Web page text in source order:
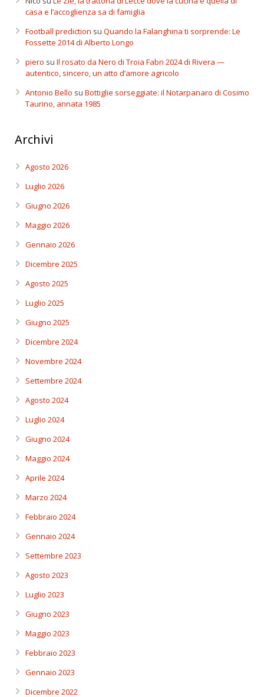
casa e l’accoglienza sa di famiglia
Football prediction su Quando la Falanghina ti sorprende: Le
Fossette 2014 di Alberto Longo
piero su Il rosato da Nero di Troia Fabri 2024 di Rivera —
autentico, sincero, un atto d’amore agricolo
Antonio Bello su Bottiglie sorseggiate: il Notarpanaro di Cosimo
Taurino, annata 1985
Archivi
Agosto 2026
Luglio 2026
Giugno 2026
Maggio 2026
Gennaio 2026
Dicembre 2025
Agosto 2025
Luglio 2025
Giugno 2025
Dicembre 2024
Novembre 2024
Settembre 2024
Agosto 2024
Luglio 2024
Giugno 2024
Maggio 2024
Aprile 2024
Marzo 2024
Febbraio 2024
Gennaio 2024
Settembre 2023
Agosto 2023
Luglio 2023
Giugno 2023
Maggio 2023
Febbraio 2023
Gennaio 2023
Dicembre 2022